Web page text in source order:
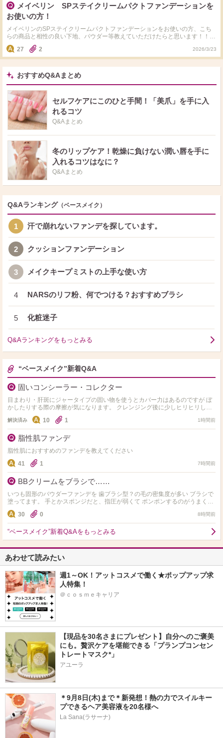
メイベリン SPステイクリームパクトファンデーションを
お使いの方！
メイベリンのSPステイクリームパクトファンデーションをお使いの方、こち
らの商品と相性の良い下地、パウダー等教えていただけたらと思います！！崩
れないベースにしたいです（ ; ; ） ちなみに今私はラロッシュポゼの下地と、
デコルテのパウダーかキャンメイク のマシュマロフィニッシュパウダーで仕
上げています！
27 2 2026/3/23
おすすめQ&Aまとめ
セルフケアにこのひと手間！「美爪」を手に入
れるコツ
Q&Aまとめ
冬のリップケア！乾燥に負けない潤い唇を手に
入れるコツはなに？
Q&Aまとめ
Q&Aランキング （ベースメイク）
1 汗で崩れないファンデを探しています。
2 クッションファンデーション
3 メイクキープミストの上手な使い方
4 NARSのリフ粉、何でつける？おすすめブラシ
5 化粧迷子
Q&Aランキングをもっとみる
“ベースメイク”新着Q&A
固いコンシーラー・コレクター
目まわり・肝斑にジャータイプの固い物を使うとカバー力はあるのですが ぼ
かしたりする際の摩擦が気になります。 クレンジング後に少しヒリヒリしま
す。 手で温めて柔らかくはしてます。 肌負担にな…
解決済み 10 1 1時間前
脂性肌ファンデ
脂性肌におすすめのファンデを教えてください
41
1 7時間前
BBクリームをブラシで……
いつも固形のバウダーファンデを 歯ブラシ型？の毛の密集度が多い ブラシで
塗ってます。 手とかスポンジだと、指圧が弱くて ポンポンするのがうまくで
30 0 8時間前
“ベースメイク”新着Q&Aをもっとみる
あわせて読みたい
週1～OK！アットコスメで働く★ポップアップ求
人特集！
＠ｃｏｓｍｅキャリア
【現品を30名さまにプレゼント】自分へのご褒美
にも。贅沢ケアを堪能できる「プランプコンセン
トレートマスク*」
アユーラ
＊9月8日(木)まで＊新発想！熱の力でスイルキー
プできるヘア美容液を20名様へ
La Sana(ラサーナ)